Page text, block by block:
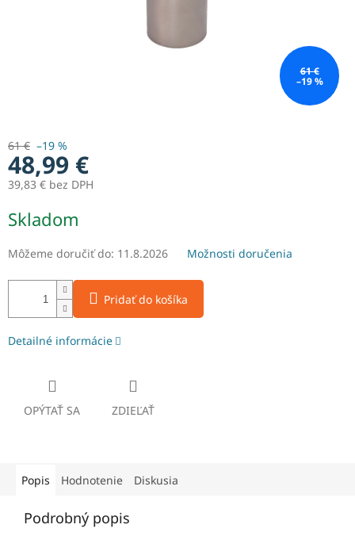
61 €
–19 %
61 € –19 %
48,99 €
39,83 € bez DPH
cena:
Skladom
Môžeme doručiť do: 11.8.2026 Možnosti doručenia
Pridať do košíka
Detailné informácie
OPÝTAŤ SA ZDIEĽAŤ
Popis Hodnotenie Diskusia
Podrobný popis